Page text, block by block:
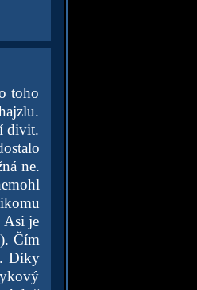
toho
divit.
ne.
Asi je
Čím
Díky